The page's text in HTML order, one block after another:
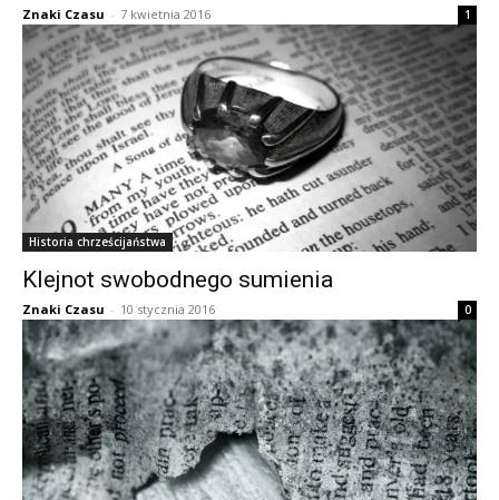
Znaki Czasu - 7 kwietnia 2016 1
Historia chrześcijaństwa
Klejnot swobodnego sumienia
Znaki Czasu - 10 stycznia 2016 0